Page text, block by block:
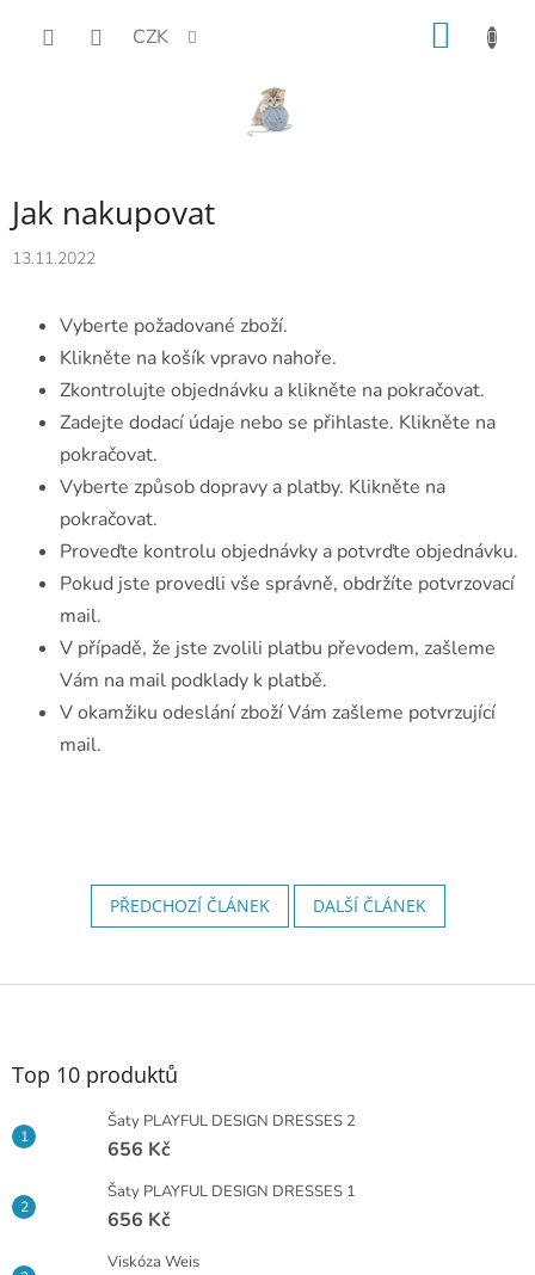
CZK
Jak nakupovat
13.11.2022
Vyberte požadované zboží.
Klikněte na košík vpravo nahoře.
Zkontrolujte objednávku a klikněte na pokračovat.
Zadejte dodací údaje nebo se přihlaste. Klikněte na
pokračovat.
Vyberte způsob dopravy a platby. Klikněte na
pokračovat.
Proveďte kontrolu objednávky a potvrďte objednávku.
Pokud jste provedli vše správně, obdržíte potvrzovací
mail.
V případě, že jste zvolili platbu převodem, zašleme
Vám na mail podklady k platbě.
V okamžiku odeslání zboží Vám zašleme potvrzující
mail.
PŘEDCHOZÍ ČLÁNEK DALŠÍ ČLÁNEK
Z
Top 10 produktů
Šaty PLAYFUL DESIGN DRESSES 2
656 Kč
Šaty PLAYFUL DESIGN DRESSES 1
656 Kč
Viskóza Weis